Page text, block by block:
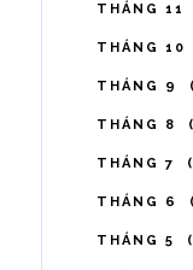
THÁNG 11
THÁNG 10
THÁNG 9
THÁNG 8
THÁNG 7
THÁNG 6
THÁNG 5